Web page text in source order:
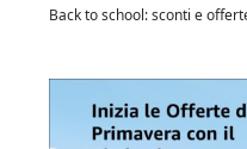
Back to school: sconti e